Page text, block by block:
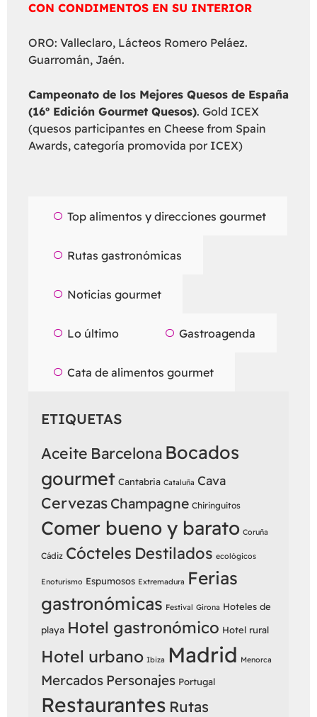
CON CONDIMENTOS EN SU INTERIOR
ORO: Valleclaro, Lácteos Romero Peláez.
Guarromán, Jaén.
Campeonato de los Mejores Quesos de España
(16º Edición Gourmet Quesos). Gold ICEX
(quesos participantes en Cheese from Spain
Awards, categoría promovida por ICEX)
Top alimentos y direcciones gourmet
Rutas gastronómicas
Noticias gourmet
Lo último Gastroagenda
Cata de alimentos gourmet
ETIQUETAS
Aceite Barcelona Bocados
gourmet Cantabria Cataluña Cava
Cervezas Champagne Chiringuitos
Comer bueno y barato Coruña
Cádiz Cócteles Destilados ecológicos
Enoturismo Espumosos Extremadura Ferias
gastronómicas Festival Girona Hoteles de
playa Hotel gastronómico Hotel rural
Hotel urbano Ibiza Madrid Menorca
Mercados Personajes Portugal
Restaurantes Rutas